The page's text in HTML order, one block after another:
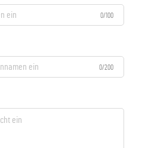
0/100
0/200